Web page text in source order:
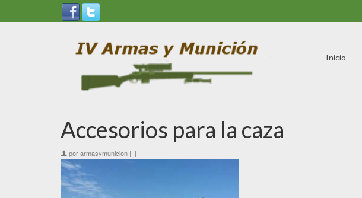
Inicio
Accesorios para la caza
porarmasymunicion | |